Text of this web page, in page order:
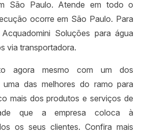
São Paulo. Atende em todo o
ocorre em São Paulo. Para
Soluções para água
via transportadora.
agora mesmo com um dos
uma das melhores do ramo para
mais dos produtos e serviços de
que a empresa coloca à
os seus clientes. Confira mais